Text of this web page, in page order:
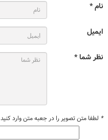
نام *
ایمیل
نظر شما *
* لطفا متن تصویر را در جعبه متن وارد کنید